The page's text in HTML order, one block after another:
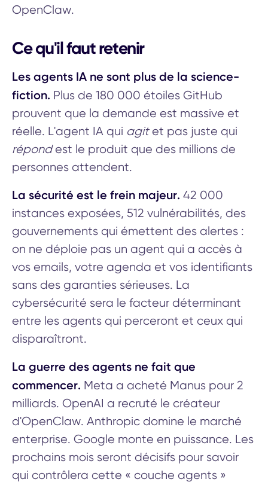
OpenClaw.
Ce qu'il faut retenir
Les agents IA ne sont plus de la science-
fiction. Plus de 180 000 étoiles GitHub
prouvent que la demande est massive et
réelle. L'agent IA qui agitet pas juste qui
répondest le produit que des millions de
personnes attendent.
La sécurité est le frein majeur. 42 000
instances exposées, 512 vulnérabilités, des
gouvernements qui émettent des alertes :
on ne déploie pas un agent qui a accès à
vos emails, votre agenda et vos identifiants
sans des garanties sérieuses. La
cybersécurité sera le facteur déterminant
entre les agents qui perceront et ceux qui
disparaîtront.
La guerre des agents ne fait que
commencer. Meta a acheté Manus pour 2
milliards. OpenAI a recruté le créateur
d'OpenClaw. Anthropic domine le marché
enterprise. Google monte en puissance. Les
prochains mois seront décisifs pour savoir
qui contrôlera cette « couche agents »